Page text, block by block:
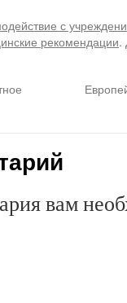
с
рекомендации.
вам